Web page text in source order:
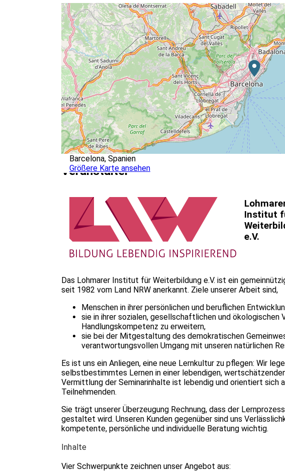
Barcelona, Spanien
Größere Karte ansehen
Veranstalter
Institut
e.V.
Das Lohmarer Institut für Weiterbildung e.V. ist ein
seit 1982 vom Land NRW anerkannt. Ziele unserer Arbeit sind,
Menschen in ihrer persönlichen und beruflichen
sie in ihrer sozialen, gesellschaftlichen und
Handlungskompetenz zu erweitern,
sie bei der Mitgestaltung des demokratischen
verantwortungsvollen Umgang mit unseren natürlichen
Es ist uns ein Anliegen, eine neue Lernkultur zu pflegen: Wir
selbstbestimmtes Lernen in einer leben­digen,
Vermittlung der Seminarinhalte ist lebendig und orientiert sich
Teilnehmenden.
Sie trägt unserer Überzeugung Rechnung, dass der
gestaltet wird. Unseren Kunden gegenüber sind uns
kompetente, persönliche und individuelle Beratung wichtig.
Inhalte
Vier Schwerpunkte zeichnen unser Angebot aus: